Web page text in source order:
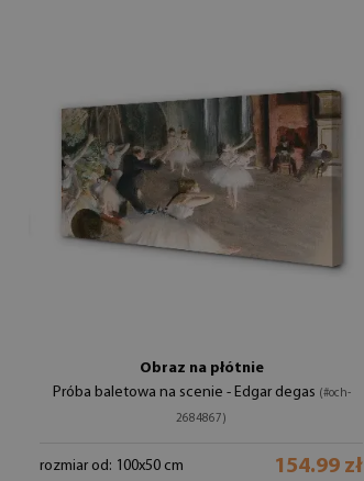
Obraz na płótnie
Próba baletowa na scenie - Edgar degas (#och-
2684867)
rozmiar od: 100x50 cm 154.99 zł